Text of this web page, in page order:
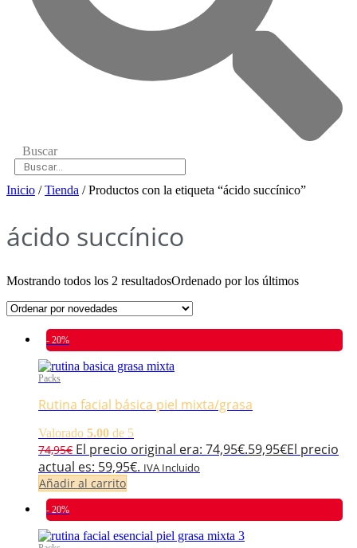
Buscar
Inicio /Tienda / Productos con la etiqueta “ácido succínico”
ácido succínico
Mostrando todos los 2 resultadosOrdenado por los últimos
- 20%
Packs
Rutina facial básica piel mixta/grasa
Valorado 5.00 de 5
74,95€ El precio original era: 74,95€.59,95€El precio
actual es: 59,95€. IVA Incluido
Añadir al carrito
- 20%